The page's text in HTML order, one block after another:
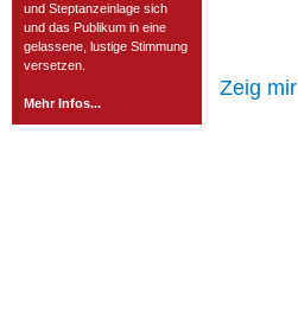
und Steptanzeinlage sich
und das Publikum in eine
gelassene, lustige Stimmung
versetzen.
Mehr Infos...
Zeig mir